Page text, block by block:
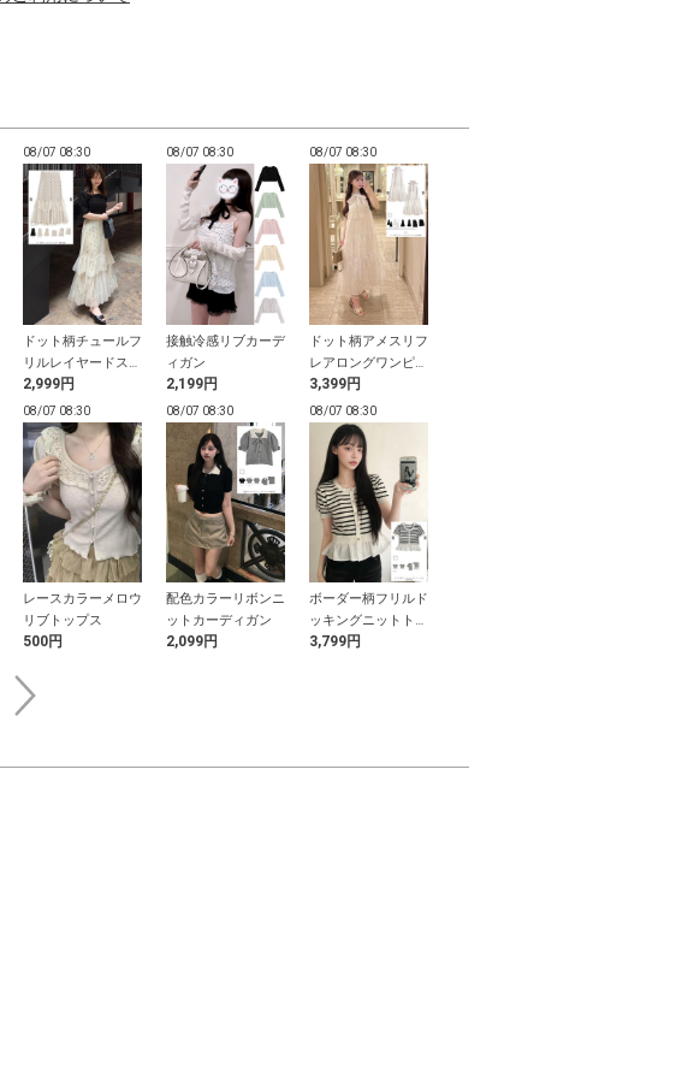
08/07 08:30
ドット柄チュールフ
リルレイヤードスカ
ート
2,999円
08/07 08:30
接触冷感リブカーデ
ィガン
2,199円
08/07 08:30
ドット柄アメスリフ
レアロングワンピー
ス
3,399円
08/07 08:30
レースカラーメロウ
リブトップス
500円
08/07 08:30
配色カラーリボンニ
ットカーディガン
2,099円
08/07 08:30
ボーダー柄フリルド
ッキングニットトッ
プス
3,799円